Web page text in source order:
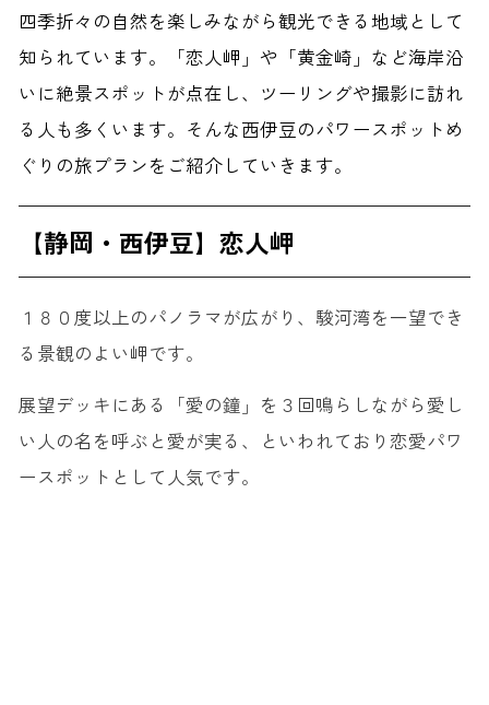
四季折々の自然を楽しみながら観光できる地域として
知られています。「恋人岬」や「黄金崎」など海岸沿
いに絶景スポットが点在し、ツーリングや撮影に訪れ
る人も多くいます。そんな西伊豆のパワースポットめ
ぐりの旅プランをご紹介していきます。
【静岡・西伊豆】恋人岬
１８０度以上のパノラマが広がり、駿河湾を一望でき
る景観のよい岬です。
展望デッキにある「愛の鐘」を３回鳴らしながら愛し
い人の名を呼ぶと愛が実る、といわれており恋愛パワ
ースポットとして人気です。